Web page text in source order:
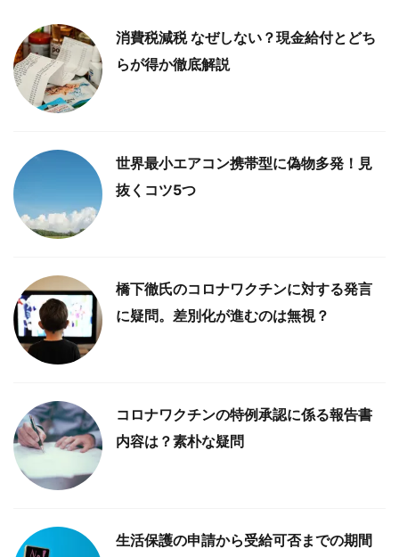
消費税減税 なぜしない？現金給付とどち
らが得か徹底解説
世界最小エアコン携帯型に偽物多発！見
抜くコツ5つ
橋下徹氏のコロナワクチンに対する発言
に疑問。差別化が進むのは無視？
コロナワクチンの特例承認に係る報告書
内容は？素朴な疑問
生活保護の申請から受給可否までの期間